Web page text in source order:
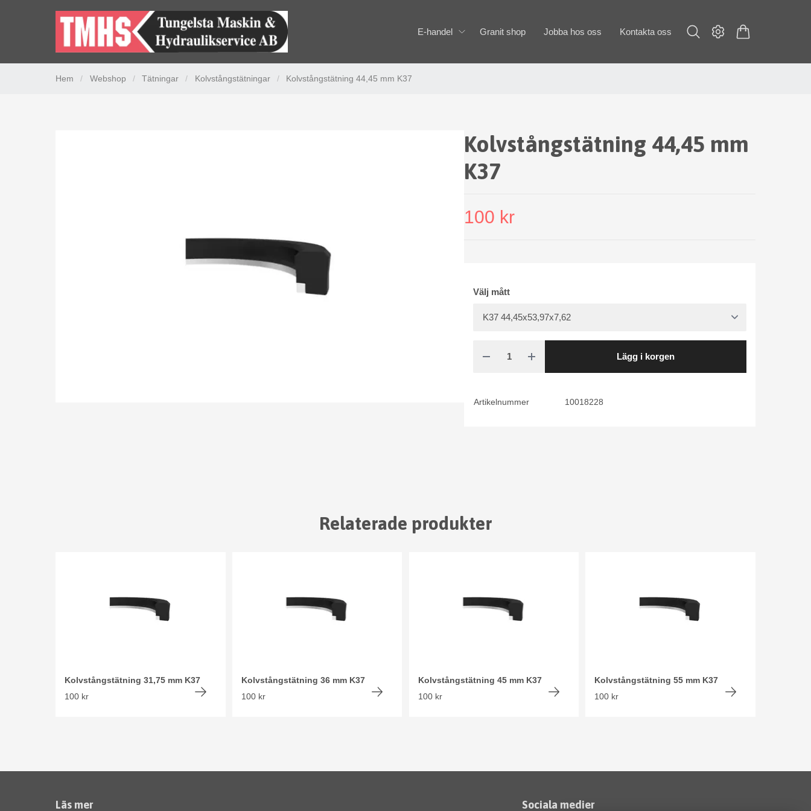
E-handel Granit shop Jobba hos oss Kontakta oss
Hem / Webshop / Tätningar / Kolvstångstätningar / Kolvstångstätning 44,45 mm K37
Kolvstångstätning 44,45 mm
K37
100 kr
Välj mått
Lägg i korgen
Artikelnummer 10018228
Relaterade produkter
Kolvstångstätning 31,75 mm K37
100 kr
Kolvstångstätning 36 mm K37
100 kr
Kolvstångstätning 45 mm K37
100 kr
Kolvstångstätning 55 mm K37
100 kr
Läs mer Sociala medier